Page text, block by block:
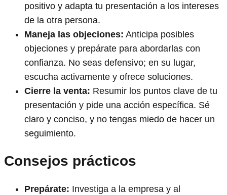
positivo y adapta tu presentación a los intereses
de la otra persona.
Maneja las objeciones: Anticipa posibles
objeciones y prepárate para abordarlas con
confianza. No seas defensivo; en su lugar,
escucha activamente y ofrece soluciones.
Cierre la venta: Resumir los puntos clave de tu
presentación y pide una acción específica. Sé
claro y conciso, y no tengas miedo de hacer un
seguimiento.
Consejos prácticos
Prepárate: Investiga a la empresa y al